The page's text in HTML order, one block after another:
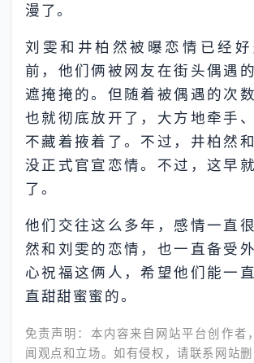
漫了。
刘雯和井柏然被曝恋情已经好
前，他们俩被网友在街头偶遇
遮掩掩的。但随着被偶遇的次
也就彻底放开了，大方地牵手
不藏着掖着了。不过，井柏然
没正式官宣恋情。不过，这早
了。
他们交往这么多年，感情一直
然和刘雯的恋情，也一直备受
心祝福这俩人，希望他们能一
直甜甜蜜蜜的。
免责声明：本内容来自网站平台创作者
闻观点和立场。如有侵权，请联系网站删